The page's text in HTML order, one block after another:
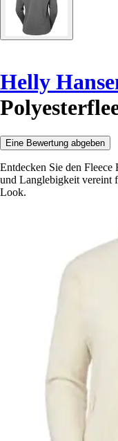
Helly
Eine Bewertung abgeben
Entdecken Sie den
und Langlebigkeit vereint
Look.